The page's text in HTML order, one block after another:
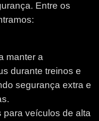
Entre os
manter a
durante treinos e
segurança extra e
para veículos de alta